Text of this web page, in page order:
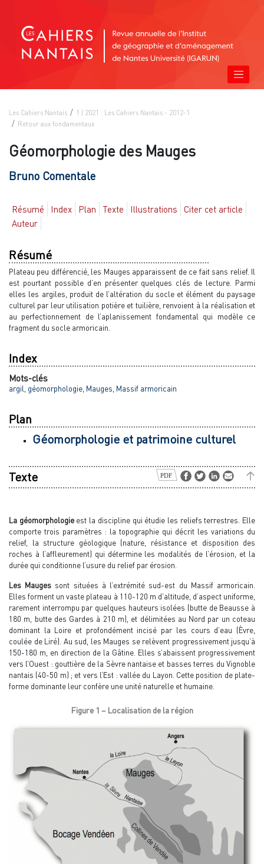
Les Cahiers Nantais
1 | 2021 : Les Cahiers Nantais - 2012-1
Retour aux fondamentaux
Géomorphologie des Mauges
Bruno Comentale
Résumé Index Plan Texte Illustrations
Citer cet article
Auteur
Résumé
Plateau peu différencié, les Mauges apparaissent de ce fait sans relief. Il
est pourtant possible d’en présenter quelques clés de lecture. Parmi
elles les argiles, produit de l’altération du socle et élément du paysage
culturel par leur utilisation potière et tuilière, renvoient à la réalisation et
au perfectionnement de l’aplanissement fondamental qui modèle ce
fragment du socle armoricain.
Index
Mots-clés
argil géomorphologie Mauges Massif armoricain
Plan
Géomorphologie et patrimoine culturel
Texte
La géomorphologieest la discipline qui étudie les reliefs terrestres. Elle
comporte trois paramètres : la topographie qui décrit les variations du
relief, la structure géologique (nature, résistance et disposition des
roches à l’affleurement) qui détermine les modalités de l’érosion, et la
durée qui conditionne l’usure du relief par érosion.
Les Mauges sont situées à l’extrémité sud-est du Massif armoricain.
Elles forment un vaste plateau à 110-120 m d’altitude, d’aspect uniforme,
rarement interrompu par quelques hauteurs isolées (butte de Beausse à
180 m, butte des Gardes à 210 m), et délimitées au Nord par un coteau
dominant la Loire et profondément incisé par les cours d’eau (Èvre,
coulée de Liré). Au sud, les Mauges se relèvent progressivement jusqu’à
150-180 m, en direction de la Gâtine. Elles s’abaissent progressivement
vers l’Ouest : gouttière de la Sèvre nantaise et basses terres du Vignoble
nantais (40-50 m) ; et vers l’Est : vallée du Layon. Cette position de plate-
forme dominante leur confère une unité naturelle et humaine.
Figure 1 – Localisation de la région